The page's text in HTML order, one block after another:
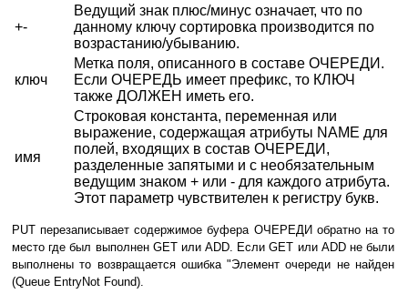
+-
Ведущий знак плюс/минус означает, что по
данному ключу сортировка производится по
возрастанию/убыванию.
ключ
Метка поля, описанного в составе ОЧЕРЕДИ.
Если ОЧЕРЕДЬ имеет префикс, то КЛЮЧ
также ДОЛЖЕН иметь его.
имя
Строковая константа, переменная или
выражение, содержащая атрибуты NAME для
полей, входящих в состав ОЧЕРЕДИ,
разделенные запятыми и с необязательным
ведущим знаком + или - для каждого атрибута.
Этот параметр чувствителен к регистру букв.
PUT перезаписывает содержимое буфера ОЧЕРЕДИ обратно на то
место где был выполнен GET или ADD. Если GET или ADD не были
выполнены то возвращается ошибка "Элемент очереди не найден
(Queue EntryNot Found).